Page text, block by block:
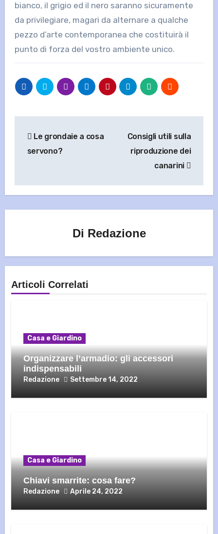
bianco, il grigio ed il nero saranno sicuramente
da privilegiare, magari da alternare a qualche
pezzo d’arte contemporanea che costituirà il
punto di forza del vostro ambiente unico.
articoli
Le grondaie a cosa
servono?
Consigli utili sulla
riproduzione dei
canarini
Di Redazione
Articoli Correlati
Casa e Giardino
Organizzare l’armadio: gli accessori
indispensabili
Redazione Settembre 14, 2022
Casa e Giardino
Chiavi smarrite: cosa fare?
Redazione Aprile 24, 2022